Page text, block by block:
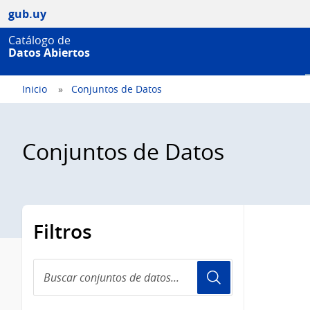
gub.uy
Catálogo de
Datos Abiertos
Inicio Conjuntos de Datos
Conjuntos de Datos
Filtros
conjuntos
de